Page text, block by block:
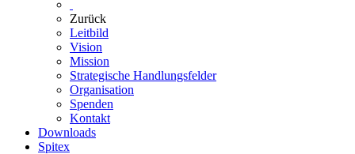
Zurück
Leitbild
Vision
Mission
Strategische Handlungsfelder
Organisation
Spenden
Kontakt
Downloads
Spitex